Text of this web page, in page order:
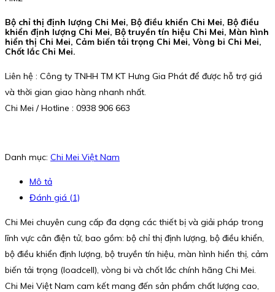
Bộ chỉ thị định lượng Chi Mei, Bộ điều khiển Chi Mei, Bộ điều
khiển định lượng Chi Mei, Bộ truyền tín hiệu Chi Mei, Màn hình
hiển thị Chi Mei, Cảm biến tải trọng Chi Mei, Vòng bi Chi Mei,
Chốt lắc Chi Mei.
Liên hệ : Công ty TNHH TM KT Hưng Gia Phát để được hỗ trợ giá
và thời gian giao hàng nhanh nhất.
Chi Mei / Hotline : 0938 906 663
Danh mục: Chi Mei Việt Nam
Mô tả
Đánh giá (1)
Chi Mei chuyên cung cấp đa dạng các thiết bị và giải pháp trong
lĩnh vực cân điện tử, bao gồm: bộ chỉ thị định lượng, bộ điều khiển,
bộ điều khiển định lượng, bộ truyền tín hiệu, màn hình hiển thị, cảm
biến tải trọng (loadcell), vòng bi và chốt lắc chính hãng Chi Mei.
Chi Mei Việt Nam cam kết mang đến sản phẩm chất lượng cao,